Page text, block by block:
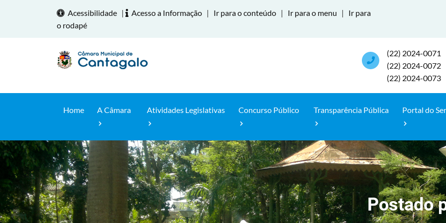
Acessibilidade | Acesso a Informação | Ir para o conteúdo | Ir para o menu |
Ir para
o rodapé
(22) 2024-0071
(22) 2024-0072
(22) 2024-0073
Home A Câmara Atividades Legislativas Concurso Público Transparência Pública Portal do
Postado